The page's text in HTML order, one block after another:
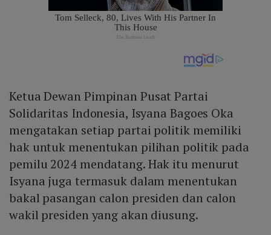
Ketua Dewan Pimpinan Pusat Partai
Solidaritas Indonesia, Isyana Bagoes Oka
mengatakan setiap partai politik memiliki
hak untuk menentukan pilihan politik pada
pemilu 2024 mendatang. Hak itu menurut
Isyana juga termasuk dalam menentukan
bakal pasangan calon presiden dan calon
wakil presiden yang akan diusung.